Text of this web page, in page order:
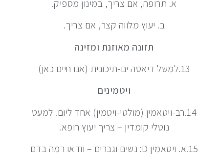
א. תרופה, אם צריך, במינון מספיק.
ב. יעוץ מלווה קצר, אם צריך.
תזונה מאוזנת ומזינה
13.למשל דיאטה ים-תיכונית (אנו חיים כאן)
ויטמינים
14.רב-ויטאמין (מולטי-ויטמין) אחד ליום. למעט
נוטלי קומדין – צריך יעוץ רופא.
15.א. ויטאמין D: נשים וגברים – וודאו רמה בדם